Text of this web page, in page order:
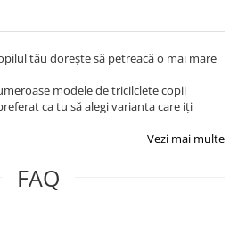
tău dorește să petreacă o mai mare
modele de tricilclete copii
ca tu să alegi varianta care iți
Vezi mai multe
FAQ